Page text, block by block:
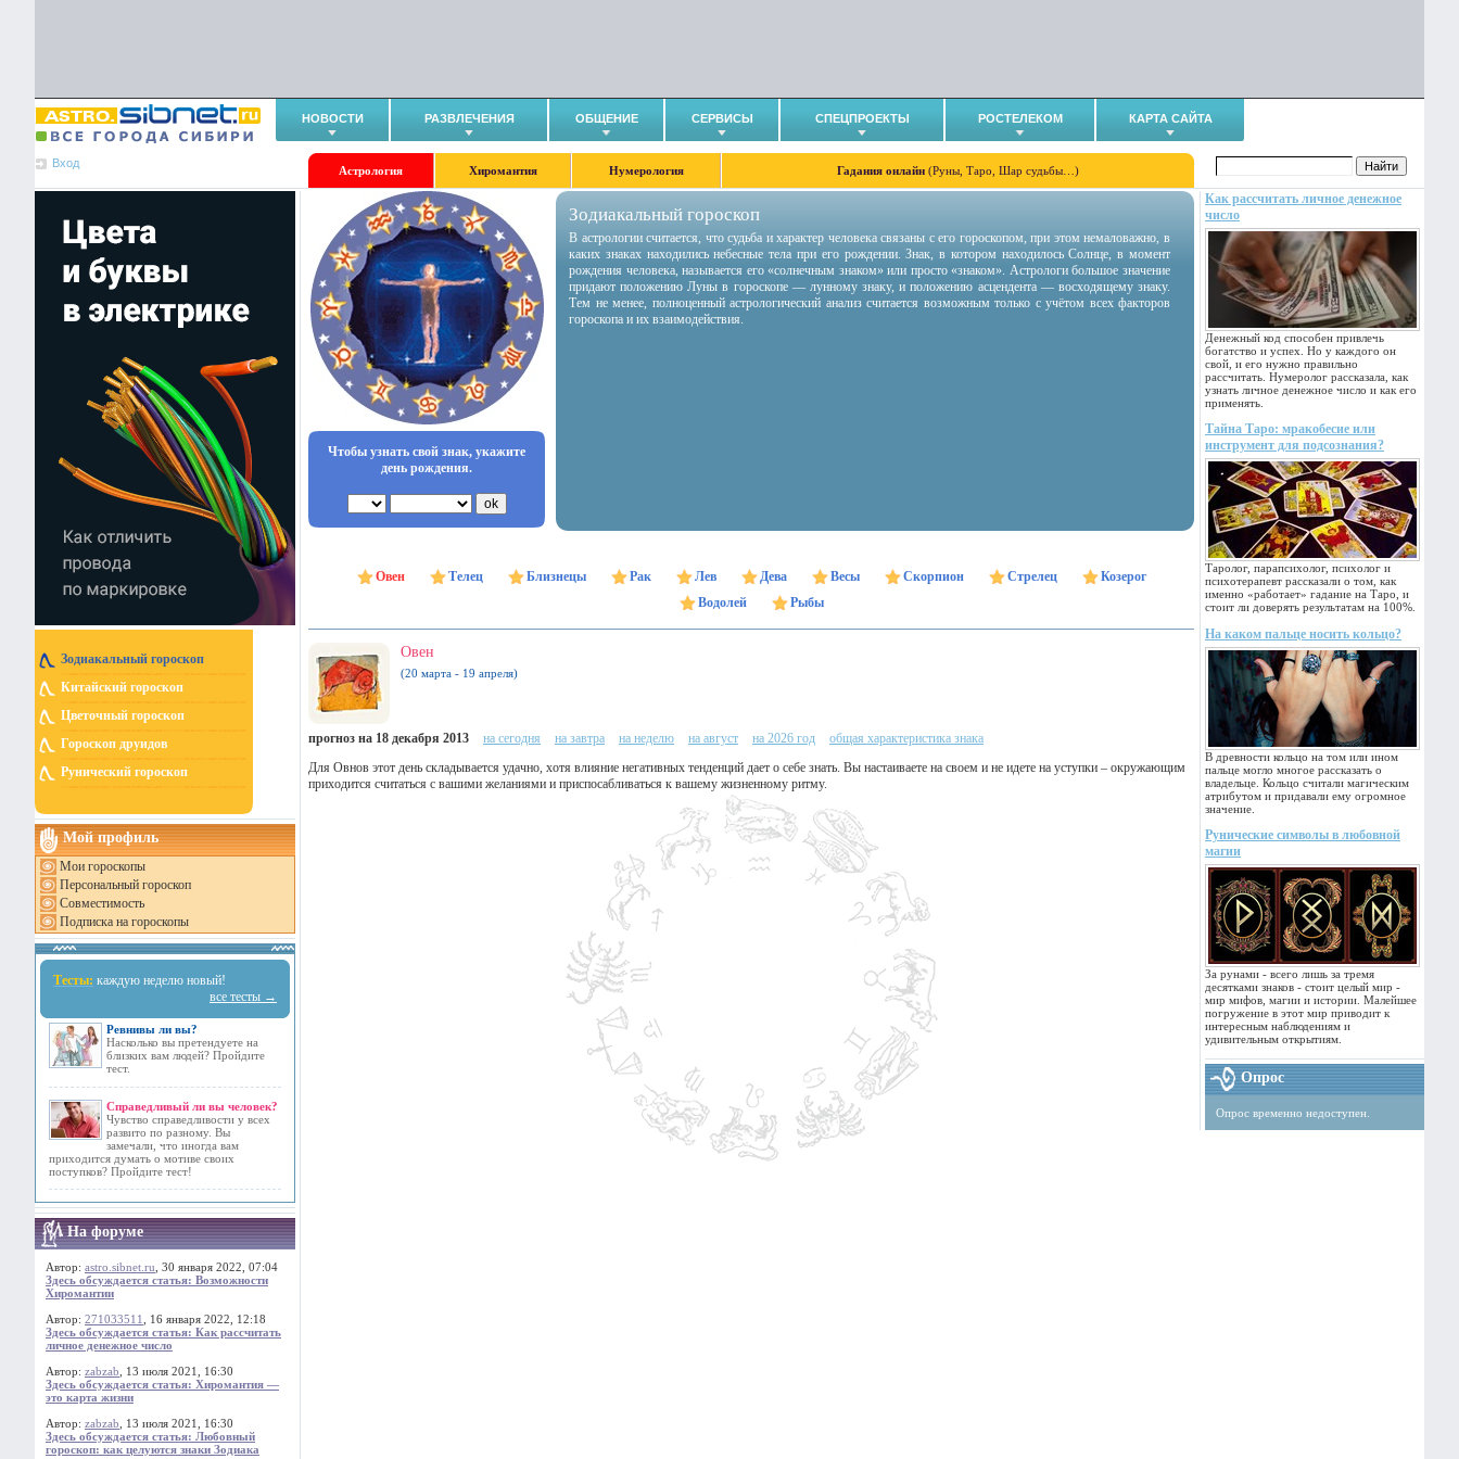
НОВОСТИ РАЗВЛЕЧЕНИЯ ОБЩЕНИЕ СЕРВИСЫ СПЕЦПРОЕКТЫ РОСТЕЛЕКОМ КАРТА САЙТА
Вход
Астрология Хиромантия Нумерология Гадания онлайн (Руны, Таро, Шар судьбы…)
Зодиакальный гороскоп
Китайский гороскоп
Цветочный гороскоп
Гороскоп друидов
Рунический гороскоп
Мой профиль
Мои гороскопы
Персональный гороскоп
Совместимость
Подписка на гороскопы
Тесты: каждую неделю новый!
все тесты →
Ревнивы ли вы?
Насколько вы претендуете на
близких вам людей? Пройдите
тест.
Справедливый ли вы человек?
Чувство справедливости у всех
развито по разному. Вы
замечали, что иногда вам
приходится думать о мотиве своих
поступков? Пройдите тест!
На форуме
Автор: astro.sibnet.ru , 30 января 2022, 07:04
Здесь обсуждается статья: Возможности
Хиромантии
Автор: 271033511
, 16 января 2022, 12:18
Здесь обсуждается статья: Как рассчитать
личное денежное число
Автор: zabzab , 13 июля 2021, 16:30
Здесь обсуждается статья: Хиромантия —
это карта жизни
Автор: zabzab , 13 июля 2021, 16:30
Здесь обсуждается статья: Любовный
гороскоп: как целуются знаки Зодиака
Как рассчитать личное денежное
число
Денежный код способен привлечь
богатство и успех. Но у каждого он
свой, и его нужно правильно
рассчитать. Нумеролог рассказала, как
узнать личное денежное число и как его
применять.
Тайна Таро: мракобесие или
инструмент для подсознания?
Таролог, парапсихолог, психолог и
психотерапевт рассказали о том, как
именно «работает» гадание на Таро, и
стоит ли доверять результатам на 100%.
На каком пальце носить кольцо?
В древности кольцо на том или ином
пальце могло многое рассказать о
владельце. Кольцо считали магическим
атрибутом и придавали ему огромное
значение.
Рунические символы в любовной
магии
За рунами - всего лишь за тремя
десятками знаков - стоит целый мир -
мир мифов, магии и истории. Малейшее
погружение в этот мир приводит к
интересным наблюдениям и
удивительным открытиям.
Опрос
Опрос временно недоступен.
Чтобы узнать свой знак, укажите
день рождения.
Зодиакальный гороскоп
В астрологии считается, что судьба и характер человека связаны с его гороскопом, при этом немаловажно, в
каких знаках находились небесные тела при его рождении. Знак, в котором находилось Солнце, в момент
рождения человека, называется его «солнечным знаком» или просто «знаком». Астрологи большое значение
придают положению Луны в гороскопе — лунному знаку, и положению асцендента — восходящему знаку.
Тем не менее, полноценный астрологический анализ считается возможным только с учётом всех факторов
гороскопа и их взаимодействия.
Овен Телец Близнецы Рак Лев Дева Весы Скорпион Стрелец
Козерог
Водолей
Рыбы
Овен
(20 марта - 19 апреля)
прогноз на 18 декабря 2013 на сегодня на завтра на неделю на август на 2026 год
общая характеристика знака
Для Овнов этот день складывается удачно, хотя влияние негативных тенденций дает о себе знать. Вы настаиваете на своем и не идете на уступки – окружающим
приходится считаться с вашими желаниями и приспосабливаться к вашему жизненному ритму.